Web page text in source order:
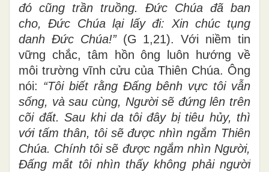
đó cũng trần truồng. Đức Chúa đã ban
cho, Đức Chúa lại lấy đi: Xin chúc tụng
danh Đức Chúa!” (G 1,21). Với niềm tin
vững chắc, tâm hồn ông luôn hướng về
môi trường vĩnh cửu của Thiên Chúa. Ông
nói: “Tôi biết rằng Đấng bênh vực tôi vẫn
sống, và sau cùng, Người sẽ đứng lên trên
cõi đất. Sau khi da tôi đây bị tiêu hủy, thì
với tấm thân, tôi sẽ được nhìn ngắm Thiên
Chúa. Chính tôi sẽ được ngắm nhìn Người,
Đấng mắt tôi nhìn thấy không phải người